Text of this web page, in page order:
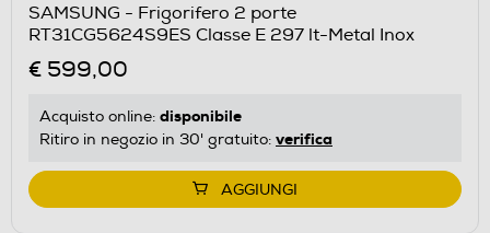
SAMSUNG - Frigorifero 2 porte
RT31CG5624S9ES Classe E 297 lt-Metal Inox
€ 599,00
Acquisto online: disponibile
Ritiro in negozio in 30' gratuito: verifica
AGGIUNGI